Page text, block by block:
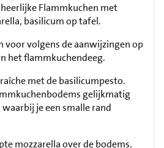
Flammkuchen met
basilicum op tafel.
voor volgens de aanwijzingen op
het flammkuchendeeg.
met de basilicumpesto.
gelijkmatig
je een smalle rand
mozzarella over de bodems.